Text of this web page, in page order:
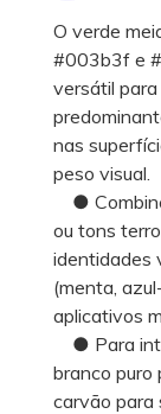
O verde
#003b3f e
versátil para
nas
peso visual.
●
ou tons
identidades
(menta,
aplicativos
● Para
branco puro
carvão para